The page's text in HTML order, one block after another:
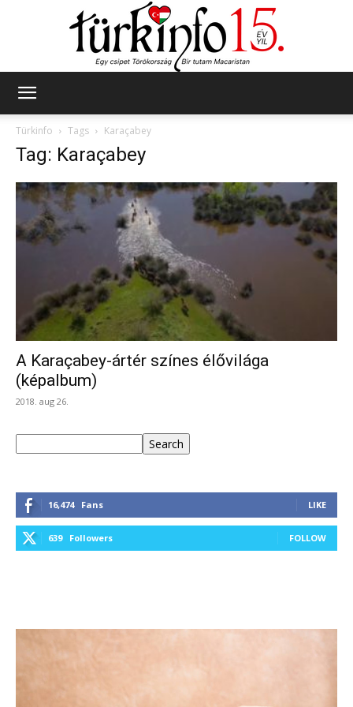
Türkinfo
Tags Karaçabey
Tag: Karaçabey
A Karaçabey-ártér színes élővilága
(képalbum)
2018. aug 26.
Search
16,474 Fans LIKE
639 Followers FOLLOW